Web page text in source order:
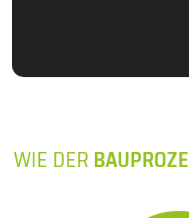
WIE DER